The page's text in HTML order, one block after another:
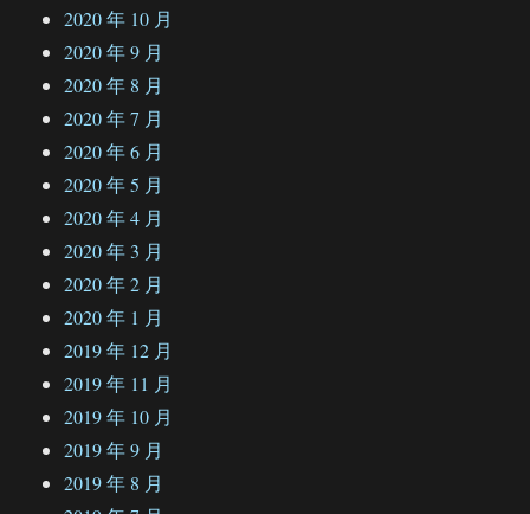
2020 年 10 月
2020 年 9 月
2020 年 8 月
2020 年 7 月
2020 年 6 月
2020 年 5 月
2020 年 4 月
2020 年 3 月
2020 年 2 月
2020 年 1 月
2019 年 12 月
2019 年 11 月
2019 年 10 月
2019 年 9 月
2019 年 8 月